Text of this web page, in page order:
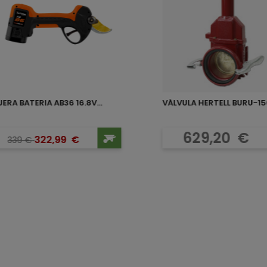
BATERIA AB36 16.8V...
Precio base
339€Precio
322,99 €
VÁLVULA HERTELL BURU-
Precio
629,20 €